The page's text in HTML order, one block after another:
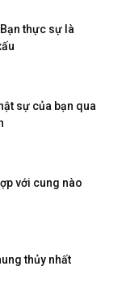
thực sự là
sự của bạn qua
với cung nào
thủy nhất